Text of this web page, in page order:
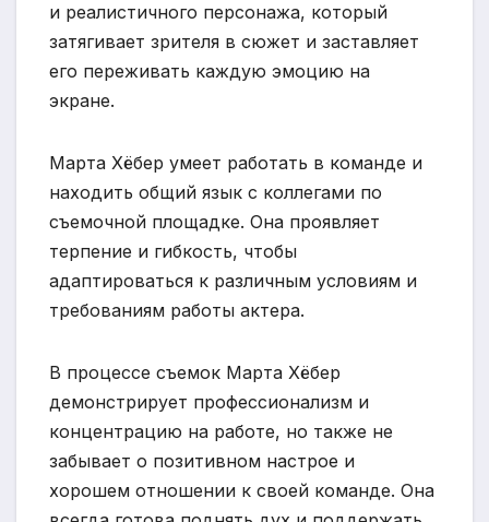
и реалистичного персонажа, который
затягивает зрителя в сюжет и заставляет
его переживать каждую эмоцию на
экране.
Марта Хёбер умеет работать в команде и
находить общий язык с коллегами по
съемочной площадке. Она проявляет
терпение и гибкость, чтобы
адаптироваться к различным условиям и
требованиям работы актера.
В процессе съемок Марта Хёбер
демонстрирует профессионализм и
концентрацию на работе, но также не
забывает о позитивном настрое и
хорошем отношении к своей команде. Она